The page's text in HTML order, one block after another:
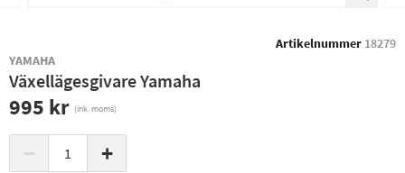
Artikelnummer 18279
YAMAHA
Växellägesgivare Yamaha
995 kr (ink. moms)
− +